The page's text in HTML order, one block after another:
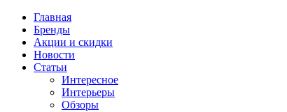
Главная
Бренды
Акции и скидки
Новости
Статьи
Интересное
Интерьеры
Обзоры